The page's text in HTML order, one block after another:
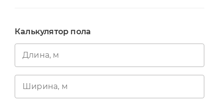
Калькулятор пола
Длина, м
Ширина, м